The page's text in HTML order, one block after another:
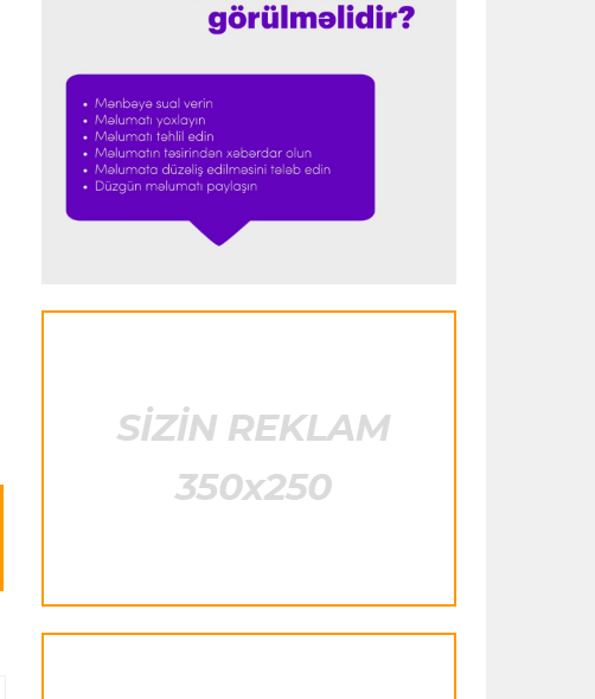
"Formula 1" pilotlarının 2026-cı il
Transfer 23:32 07.08.2026
"Kristal Pelas" Takehiro Tomiyasunu
heyətinə qatdı
şübhə etməmişəm"
"Liverpul" Barkola üçün 115 milyon